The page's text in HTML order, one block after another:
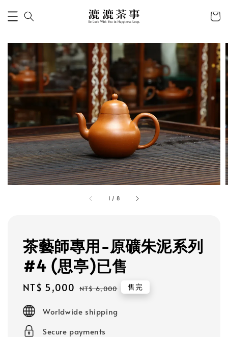
1 / 8
茶藝師專用-原礦朱泥系列
#4 (思亭)已售
Sale
NT$ 5,000 Regular
NT$ 6,000 售完
Worldwide shipping
Secure payments